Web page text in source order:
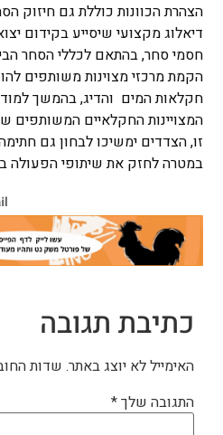
הצהרת הכוונות כוללת גם חיזוק
דיאלוג מקצועי שיסייע בקידום
חסמי סחר, בהתאם לכללי הסחר
הקמת מרכזי מצוינות משותפים
חקלאות המים והדיג, בהמשך
המצויינות החקלאיים המשותפים
זו, הצדדים ימשיכו לבחון גם
במטרה לחזק את שיתופי הפעולה
כתיבת תגובה
האימייל לא יוצג באתר. שדות
התגובה שלך*